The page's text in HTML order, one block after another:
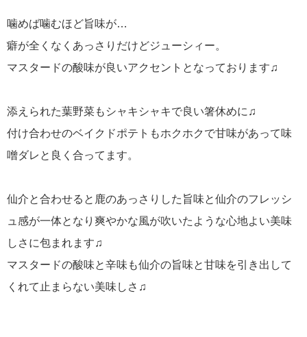
噛めば噛むほど旨味が…
癖が全くなくあっさりだけどジューシィー。
マスタードの酸味が良いアクセントとなっております♫
添えられた葉野菜もシャキシャキで良い箸休めに♫
付け合わせのベイクドポテトもホクホクで甘味があって味
噌ダレと良く合ってます。
仙介と合わせると鹿のあっさりした旨味と仙介のフレッシ
ュ感が一体となり爽やかな風が吹いたような心地よい美味
しさに包まれます♫
マスタードの酸味と辛味も仙介の旨味と甘味を引き出して
くれて止まらない美味しさ♫